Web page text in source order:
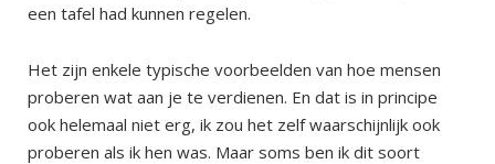
een tafel had kunnen regelen.
Het zijn enkele typische voorbeelden van hoe mensen
proberen wat aan je te verdienen. En dat is in principe
ook helemaal niet erg, ik zou het zelf waarschijnlijk ook
proberen als ik hen was. Maar soms ben ik dit soort